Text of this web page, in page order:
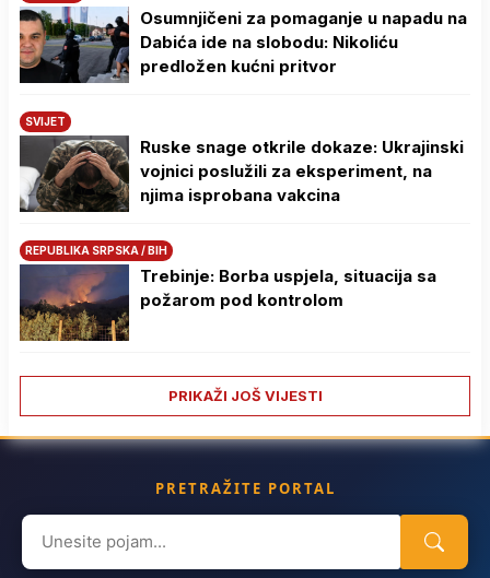
Osumnjičeni za pomaganje u napadu na
Dabića ide na slobodu: Nikoliću
predložen kućni pritvor
SVIJET
Ruske snage otkrile dokaze: Ukrajinski
vojnici poslužili za eksperiment, na
njima isprobana vakcina
REPUBLIKA SRPSKA / BIH
Trebinje: Borba uspjela, situacija sa
požarom pod kontrolom
PRIKAŽI JOŠ VIJESTI
PRETRAŽITE PORTAL
Search
for: